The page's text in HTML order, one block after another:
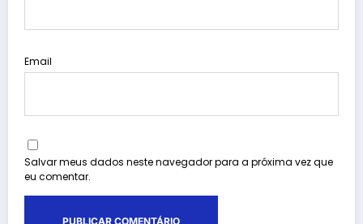
Email
Salvar meus dados neste navegador para a próxima vez que
eu comentar.